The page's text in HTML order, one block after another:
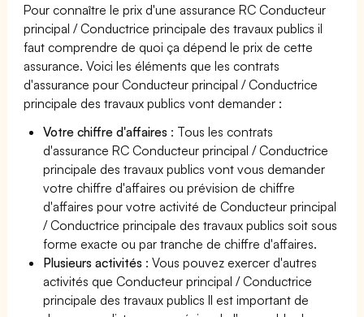
Pour connaître le prix d'une assurance RC Conducteur
principal / Conductrice principale des travaux publics il
faut comprendre de quoi ça dépend le prix de cette
assurance. Voici les éléments que les contrats
d'assurance pour Conducteur principal / Conductrice
principale des travaux publics vont demander :
Votre chiffre d'affaires : Tous les contrats
d'assurance RC Conducteur principal / Conductrice
principale des travaux publics vont vous demander
votre chiffre d'affaires ou prévision de chiffre
d'affaires pour votre activité de Conducteur principal
/ Conductrice principale des travaux publics soit sous
forme exacte ou par tranche de chiffre d'affaires.
Plusieurs activités : Vous pouvez exercer d'autres
activités que Conducteur principal / Conductrice
principale des travaux publics Il est important de